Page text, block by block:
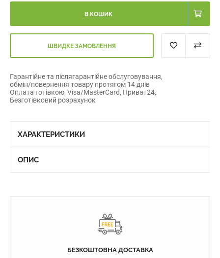
В КОШИК
ШВИДКЕ ЗАМОВЛЕННЯ
Гарантійне та післягарантійне обслуговування,
обмін/повернення товару протягом 14 днів
Оплата готівкою, Visa/MasterCard, Приват24,
Безготівковий розрахунок
ХАРАКТЕРИСТИКИ
ОПИС
БЕЗКОШТОВНА ДОСТАВКА